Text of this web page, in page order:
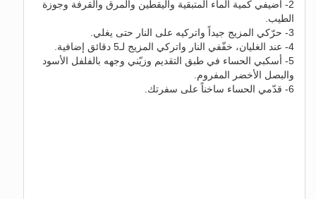
2- أضيفي كمية الماء المتبقية واليقطين والمرق والقرفة وجوزة
الطيب.
3- حرّكي المزيج جيداً واتركيه على النار حتى يغلي.
4- عند الغليان، خفّفي النار واتركي المزيج لـ5 دقائق إضافية.
5- أسكبي الحساء في طبق التقديم وزيّني وجهه بالفلفل الأسود
والبصل الأخضر المفروم.
6- قدّمي الحساء ساخناً على سفرتك.